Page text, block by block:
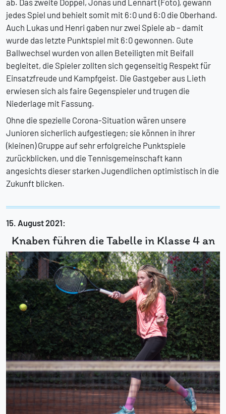
ab. Das zweite Doppel, Jonas und Lennart (Foto), gewann
jedes Spiel und behielt somit mit 6:0 und 6:0 die Oberhand.
Auch Lukas und Henri gaben nur zwei Spiele ab – damit
wurde das letzte Punktspiel mit 6:0 gewonnen. Gute
Ballwechsel wurden von allen Beteiligten mit Beifall
begleitet, die Spieler zollten sich gegenseitig Respekt für
Einsatzfreude und Kampfgeist. Die Gastgeber aus Lieth
erwiesen sich als faire Gegenspieler und trugen die
Niederlage mit Fassung.
Ohne die spezielle Corona-Situation wären unsere
Junioren sicherlich aufgestiegen; sie können in ihrer
(kleinen) Gruppe auf sehr erfolgreiche Punktspiele
zurückblicken, und die Tennisgemeinschaft kann
angesichts dieser starken Jugendlichen optimistisch in die
Zukunft blicken.
15. August 2021:
Knaben führen die Tabelle in Klasse 4 an